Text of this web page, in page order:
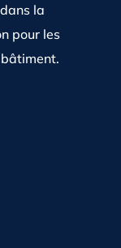
la
pour les